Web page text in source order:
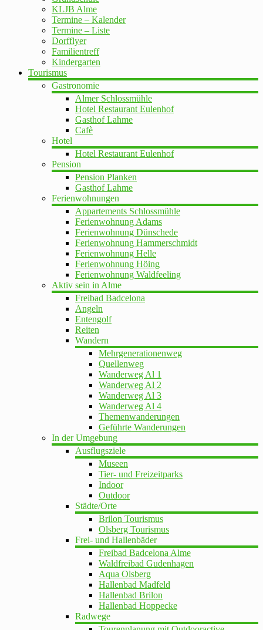
KLJB Alme
Termine – Kalender
Termine – Liste
Dorfflyer
Familientreff
Kindergarten
Tourismus
Gastronomie
Almer Schlossmühle
Hotel Restaurant Eulenhof
Gasthof Lahme
Cafè
Hotel
Hotel Restaurant Eulenhof
Pension
Pension Planken
Gasthof Lahme
Ferienwohnungen
Appartements Schlossmühle
Ferienwohnung Adams
Ferienwohnung Dünschede
Ferienwohnung Hammerschmidt
Ferienwohnung Helle
Ferienwohnung Höing
Ferienwohnung Waldfeeling
Aktiv sein in Alme
Freibad Badcelona
Angeln
Entengolf
Reiten
Wandern
Mehrgenerationenweg
Quellenweg
Wanderweg Al 1
Wanderweg Al 2
Wanderweg Al 3
Wanderweg Al 4
Themenwanderungen
Geführte Wanderungen
In der Umgebung
Ausflugsziele
Museen
Tier- und Freizeitparks
Indoor
Outdoor
Städte/Orte
Brilon Tourismus
Olsberg Tourismus
Frei- und Hallenbäder
Freibad Badcelona Alme
Waldfreibad Gudenhagen
Aqua Olsberg
Hallenbad Madfeld
Hallenbad Brilon
Hallenbad Hoppecke
Radwege